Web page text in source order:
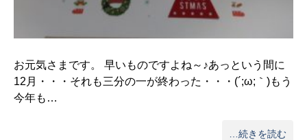
お元気さまです。 早いものですよね～♪あっという間に
12月・・・それも三分の一が終わった・・・(´;ω;｀)もう
今年も…
…続きを読む